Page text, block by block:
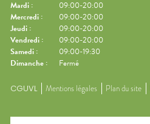
Mardi :
09:00-20:00
Mercredi :
09:00-20:00
Jeudi :
09:00-20:00
Vendredi :
09:00-20:00
Samedi :
09:00-19:30
Dimanche : Fermé
CGUVL Mentions légales Plan du site